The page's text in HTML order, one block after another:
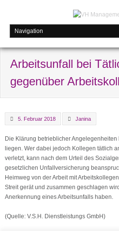
Arbeitsunfall bei
gegenüber
5. Februar 2018 Janina
Die Klärung betrieblicher
liegen. Wer dabei jedoch Kollegen tätlich
verletzt, kann nach dem Urteil des
gesetzlichen Unfallversicherung
Heimweg von der Arbeit mit
Streit gerät und zusammen geschlagen
Anerkennung eines Arbeitsunfalls haben.
(Quelle: V.S.H. Dienstleistungs GmbH)